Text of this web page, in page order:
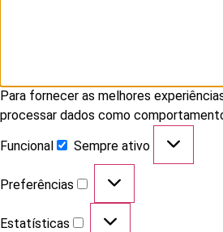
Para fornecer as melhores
processar dados como
Funcional
Sempre ativo
Preferências
Estatísticas